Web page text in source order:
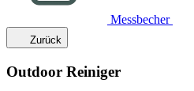
Messbecher
Zurück
Outdoor Reiniger